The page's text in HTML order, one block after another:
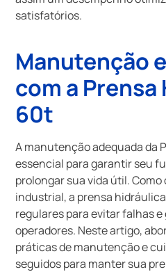
satisfatórios.
Manutenção
com a
60t
A manutenção adequada da
essencial para garantir seu
prolongar sua vida útil.
industrial, a prensa
regulares para evitar falhas
operadores. Neste artigo,
práticas de manutenção e
seguidos para manter sua